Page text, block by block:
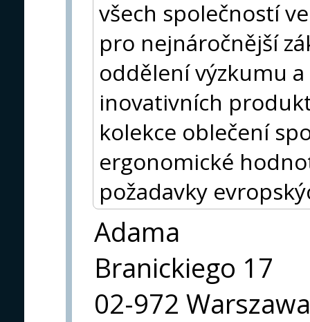
všech společností
pro nejnáročnější
oddělení výzkumu
inovativních
kolekce oblečení
ergonomické
požadavky
Adama
Branickiego 17
02-972 Warszawa